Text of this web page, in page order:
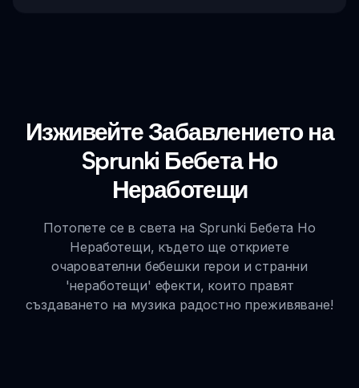
Изживейте Забавлението на
Sprunki Бебета Но
Неработещи
Потопете се в света на Sprunki Бебета Но
Неработещи, където ще откриете
очарователни бебешки герои и странни
'неработещи' ефекти, които правят
създаването на музика радостно преживяване!